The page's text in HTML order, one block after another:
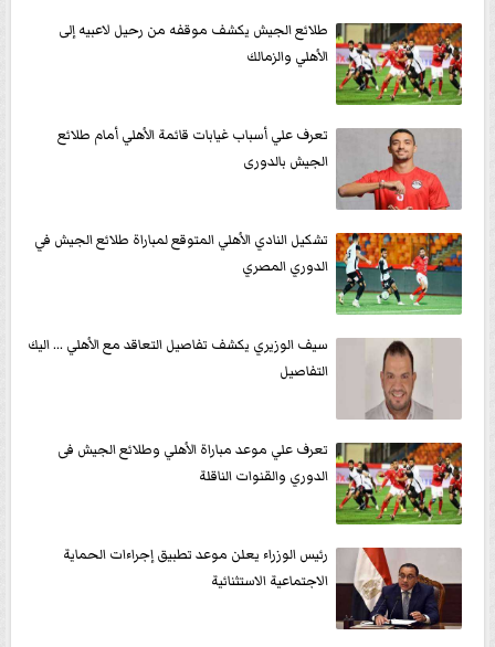
طلائع الجيش يكشف موقفه من رحيل لاعبيه إلى
الأهلي والزمالك
تعرف علي أسباب غيابات قائمة الأهلي أمام طلائع
الجيش بالدورى
تشكيل النادي الأهلي المتوقع لمباراة طلائع الجيش في
الدوري المصري
سيف الوزيري يكشف تفاصيل التعاقد مع الأهلي ... اليك
التفاصيل
تعرف علي موعد مباراة الأهلي وطلائع الجيش فى
الدوري والقنوات الناقلة
رئيس الوزراء يعلن موعد تطبيق إجراءات الحماية
الاجتماعية الاستثنائية